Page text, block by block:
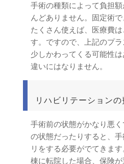
手術の種類によって負担
んどありません。固定術
たくさん使えば、医療費
す。ですので、上記のプ
少しかわってくる可能性
違いにはなりません。
リハビリテーションの
手術前の状態がかなり悪
の状態だったりすると、
リをする必要がでてきま
棟に転院した場合、保険が